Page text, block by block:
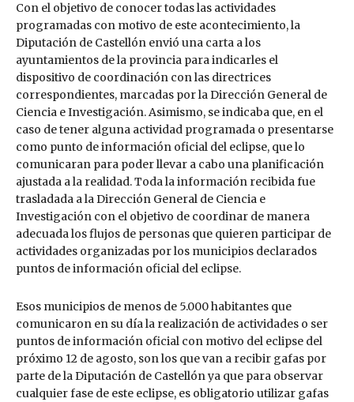
Con el objetivo de conocer todas las actividades
programadas con motivo de este acontecimiento, la
Diputación de Castellón envió una carta a los
ayuntamientos de la provincia para indicarles el
dispositivo de coordinación con las directrices
correspondientes, marcadas por la Dirección General de
Ciencia e Investigación. Asimismo, se indicaba que, en el
caso de tener alguna actividad programada o presentarse
como punto de información oficial del eclipse, que lo
comunicaran para poder llevar a cabo una planificación
ajustada a la realidad. Toda la información recibida fue
trasladada a la Dirección General de Ciencia e
Investigación con el objetivo de coordinar de manera
adecuada los flujos de personas que quieren participar de
actividades organizadas por los municipios declarados
puntos de información oficial del eclipse.
Esos municipios de menos de 5.000 habitantes que
comunicaron en su día la realización de actividades o ser
puntos de información oficial con motivo del eclipse del
próximo 12 de agosto, son los que van a recibir gafas por
parte de la Diputación de Castellón ya que para observar
cualquier fase de este eclipse, es obligatorio utilizar gafas